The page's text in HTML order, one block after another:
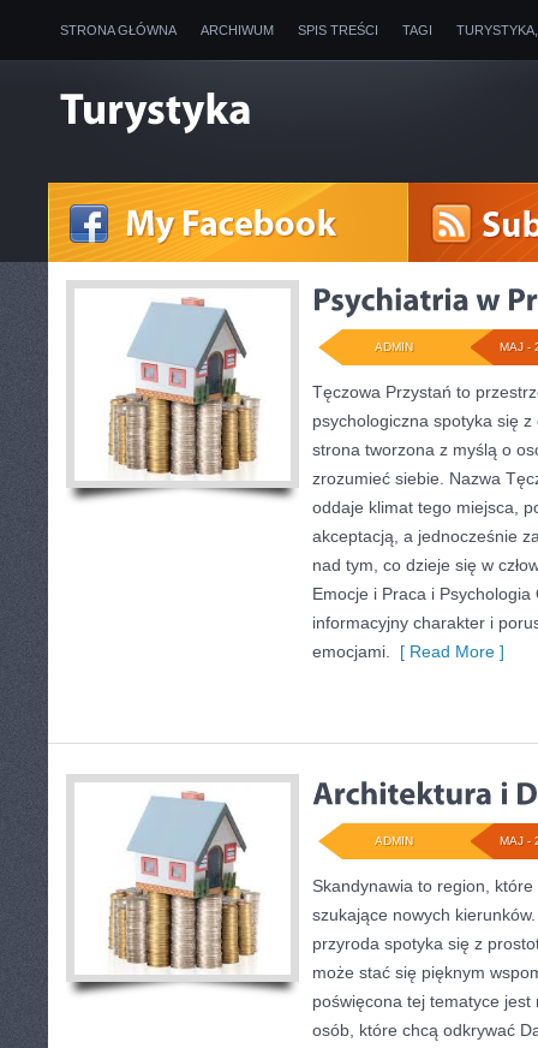
STRONA GŁÓWNA ARCHIWUM SPIS TREŚCI TAGI
MAJ -
ADMIN
Tęczowa Przystań to
psychologiczna spotyka się
strona tworzona z myślą o
zrozumieć siebie. Nazwa
oddaje klimat tego miejsca,
akceptacją, a jednocześnie
nad tym, co dzieje się w
Emocje i Praca i
informacyjny charakter i
emocjami.
[ Read More ]
MAJ -
ADMIN
Skandynawia to region,
szukające nowych
przyroda spotyka się z
może stać się pięknym
poświęcona tej tematyce jest
osób, które chcą odkrywać